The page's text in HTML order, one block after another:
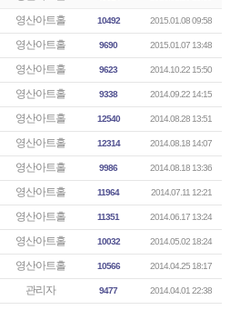
영산아트홀 10492 2015.01.08 09:58
영산아트홀 9690 2015.01.07 13:48
영산아트홀 9623 2014.10.22 15:50
영산아트홀 9338 2014.09.22 14:15
영산아트홀 12540 2014.08.28 13:51
영산아트홀 12314 2014.08.18 14:07
영산아트홀 9986 2014.08.18 13:36
영산아트홀 11964 2014.07.11 12:21
영산아트홀 11351 2014.06.17 13:24
영산아트홀 10032 2014.05.02 18:24
영산아트홀 10566 2014.04.25 18:17
관리자 9477 2014.04.01 22:38